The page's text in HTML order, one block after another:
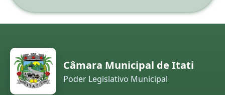
Câmara Municipal de Itati
Poder Legislativo Municipal